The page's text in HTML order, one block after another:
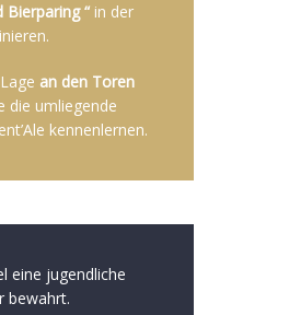
Bierparing “ in der
an den Toren
die umliegende
kennenlernen.
eine jugendliche
bewahrt.